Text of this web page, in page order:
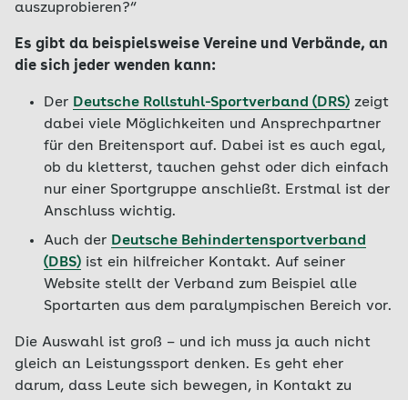
auszuprobieren?“
Es gibt da beispielsweise Vereine und Verbände, an
die sich jeder wenden kann:
Der Deutsche Rollstuhl-Sportverband (DRS) zeigt
dabei viele Möglichkeiten und Ansprechpartner
für den Breitensport auf. Dabei ist es auch egal,
ob du kletterst, tauchen gehst oder dich einfach
nur einer Sportgruppe anschließt. Erstmal ist der
Anschluss wichtig.
Auch der Deutsche Behindertensportverband
(DBS) ist ein hilfreicher Kontakt. Auf seiner
Website stellt der Verband zum Beispiel alle
Sportarten aus dem paralympischen Bereich vor.
Die Auswahl ist groß – und ich muss ja auch nicht
gleich an Leistungssport denken. Es geht eher
darum, dass Leute sich bewegen, in Kontakt zu